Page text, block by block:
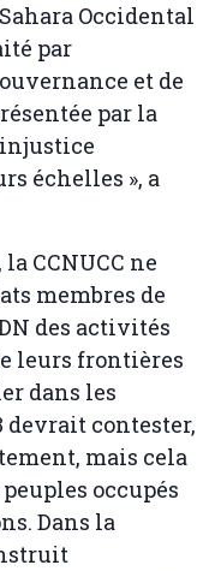
Occidental
par
et de
par la
échelles », a
CCNUCC ne
membres de
des activités
leurs frontières
dans les
devrait contester,
mais cela
occupés
Dans la